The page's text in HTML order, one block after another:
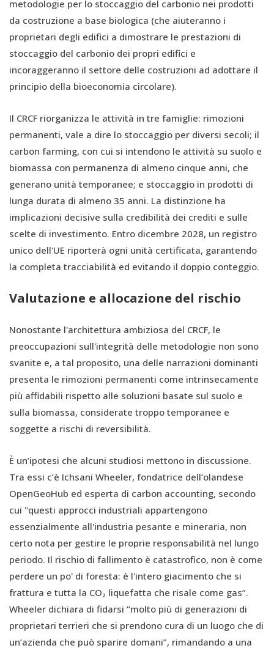
metodologie per lo stoccaggio del carbonio nei prodotti
da costruzione a base biologica (che aiuteranno i
proprietari degli edifici a dimostrare le prestazioni di
stoccaggio del carbonio dei propri edifici e
incoraggeranno il settore delle costruzioni ad adottare il
principio della bioeconomia circolare).
Il CRCF riorganizza le attività in tre famiglie: rimozioni
permanenti, vale a dire lo stoccaggio per diversi secoli; il
carbon farming, con cui si intendono le attività su suolo e
biomassa con permanenza di almeno cinque anni, che
generano unità temporanee; e stoccaggio in prodotti di
lunga durata di almeno 35 anni. La distinzione ha
implicazioni decisive sulla credibilità dei crediti e sulle
scelte di investimento. Entro dicembre 2028, un registro
unico dell'UE riporterà ogni unità certificata, garantendo
la completa tracciabilità ed evitando il doppio conteggio.
Valutazione e allocazione del rischio
Nonostante l'architettura ambiziosa del CRCF, le
preoccupazioni sull'integrità delle metodologie non sono
svanite e, a tal proposito, una delle narrazioni dominanti
presenta le rimozioni permanenti come intrinsecamente
più affidabili rispetto alle soluzioni basate sul suolo e
sulla biomassa, considerate troppo temporanee e
soggette a rischi di reversibilità.
È un’ipotesi che alcuni studiosi mettono in discussione.
Tra essi c’è Ichsani Wheeler, fondatrice dell’olandese
OpenGeoHub ed esperta di carbon accounting, secondo
cui "questi approcci industriali appartengono
essenzialmente all'industria pesante e mineraria, non
certo nota per gestire le proprie responsabilità nel lungo
periodo. Il rischio di fallimento è catastrofico, non è come
perdere un po' di foresta: è l'intero giacimento che si
frattura e tutta la CO₂ liquefatta che risale come gas”.
Wheeler dichiara di fidarsi “molto più di generazioni di
proprietari terrieri che si prendono cura di un luogo che di
un’azienda che può sparire domani”, rimandando a una